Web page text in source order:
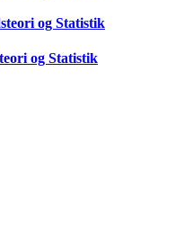
og Statistik
og Statistik